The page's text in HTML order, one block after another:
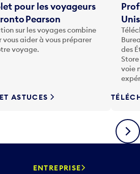
pour les voyageurs
Pearson
sur les voyages combine
vous aider à vous préparer
voyage.
ASTUCES
des
voie
ENTREPRISE